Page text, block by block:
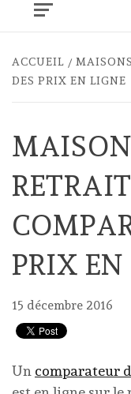
Menu
ACCUEIL
DES PRIX EN LIGNE
PRIX
15 décembre 2016
Un comparateur